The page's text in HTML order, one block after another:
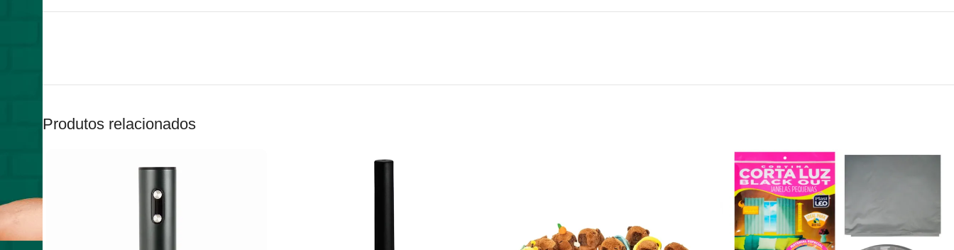
Produtos relacionados